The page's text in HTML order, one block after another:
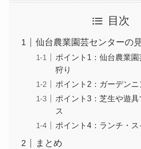
目次
仙台農業園芸センターの
ポイント1：仙台農業
狩り
ポイント2：ガーデン
ポイント3：芝生や遊
ス
ポイント4：ランチ・ス
まとめ